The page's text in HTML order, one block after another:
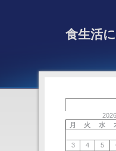
食生活
月
火 水
3
4 5